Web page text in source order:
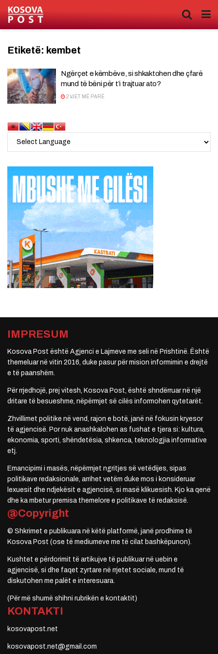
Etiketë: kembet
Ngërçet e këmbëve, si shkaktohen dhe çfarë
mund të bëni për t’i trajtuar ato?
2 VJET MË PARË
IMPRESUM
Kosova Post është Agjenci e Lajmeve me seli në Prishtinë. Është
themeluar në vitin 2016, duke pasur për mision informimin e drejtë
e të paanshëm.
Për rrjedhojë, prej vitesh, Kosova Post, është shndërruar në një
dritare të besueshme, nëpërmjet së cilës informohen qytetarët.
Zhvillimet politike në vend, rajon e botë, janë në fokusin kryesor
të agjencisë. Por nuk anashkalohen as fushat e tjera si: kultura,
ekonomia, sporti, shëndetësia, shkenca, teknologjia informative
etj.
Emancipimi i masës, nëpërmjet ngritjes së vetëdijes, sipas
politikave redaksionale, arrihet vetëm duke mos i konsideruar
lexuesit dhe ndjekësit e agjencisë, si masë klikuesish. Kjo ka qenë
dhe ka mbetur premisa themelore e politikave të redaksisë.
@Copyright
© Shkrimet e publikuara në këtë platformë, janë prodhime të
Kosova Post (ose të mediumeve me të cilat bashkëpunon).
Kushtet e përdorimit të artikujve të publikuar në uebin e
agjencisë, si dhe faqet zyrtare në rrjetet sociale, mund të
diskutohen me palët e interesuara.
(Për më shumë shihni rubrikën e kontaktit)
KONTAKTI
kosovapost.net
kosovapost.net@gmail.com